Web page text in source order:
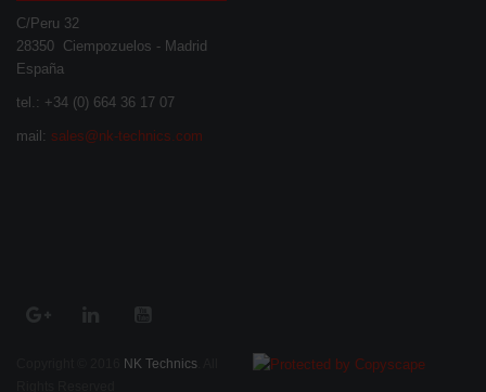
C/Peru 32
28350 Ciempozuelos - Madrid
España
tel.: +34 (0) 664 36 17 07
mail: sales@nk-technics.com
NK Technics